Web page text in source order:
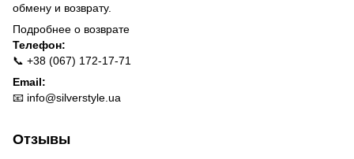
обмену и возврату.
Подробнее о возврате
Телефон:
📞 +38 (067) 172-17-71
Email:
📧 info@silverstyle.ua
Отзывы